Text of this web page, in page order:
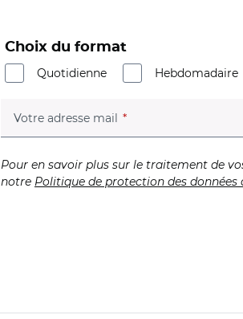
Choix du format
Quotidienne
Hebdomadaire
Votre adresse mail (champ obligatoire)
Pour en savoir plus sur le traitement de
notre Politique de protection des données